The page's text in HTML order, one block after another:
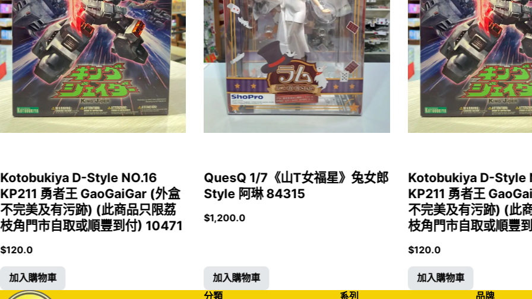
Kotobukiya D-Style NO.16
KP211 勇者王 GaoGaiGar (外盒
不完美及有污跡) (此商品只限荔
枝角門市自取或順豐到付) 10471
$120.0
加入購物車
QuesQ 1/7《山T女福星》兔女郎
Style 阿琳 84315
$1,200.0
加入購物車
Kotobukiya D-Style
KP211 勇者王
不完美及有污跡) (此
枝角門市自取或順豐
$120.0
加入購物車
分類
系列 品牌